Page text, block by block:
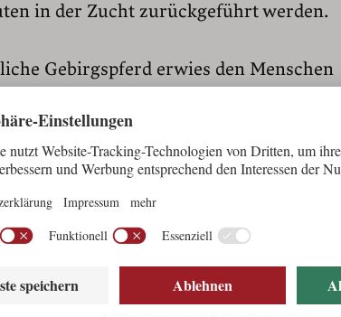
in der Zucht zurückgeführt werden.
Gebirgspferd erwies den Menschen
im Hochgebirge waren nur
ausgesetzt waren die Pfade. Ein
hätte es nie geschafft, unbeschadet
geländegängigen kleinen Haflinger, die
waren, schafften das genauso gut wie
Steile oder das Ziehen von
Waldregionen.